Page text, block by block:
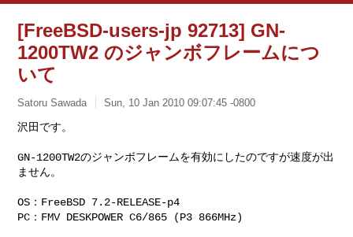
[FreeBSD-users-jp 92713] GN-
1200TW2 のジャンボフレームにつ
いて
Satoru Sawada Sun, 10 Jan 2010 09:07:45 -0800
沢田です。
GN-1200TW2のジャンボフレームを有効にしたのですが速度が出
ません。
OS：FreeBSD 7.2-RELEASE-p4
PC：FMV DESKPOWER C6/865 (P3 866MHz)